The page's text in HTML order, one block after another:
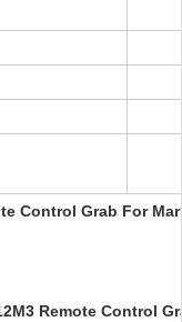
Control Grab For
Remote Control